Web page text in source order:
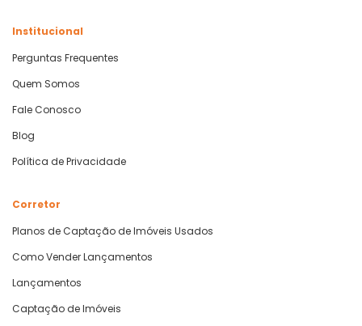
Institucional
Perguntas Frequentes
Quem Somos
Fale Conosco
Blog
Política de Privacidade
Corretor
Planos de Captação de Imóveis Usados
Como Vender Lançamentos
Lançamentos
Captação de Imóveis